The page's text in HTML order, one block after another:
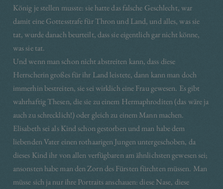
König je stellen musste: sie hatte das falsche Geschlecht, war
damit eine Gottesstrafe für Thron und Land, und alles, was sie
tat, wurde danach beurteilt, dass sie eigentlich gar nicht könne,
was sie tat.
Und wenn man schon nicht abstreiten kann, dass diese
Herrscherin großes für ihr Land leistete, dann kann man doch
immerhin bestreiten, sie sei wirklich eine Frau gewesen. Es gibt
wahrhaftig Thesen, die sie zu einem Hermaphroditen (das wäre ja
auch zu schrecklich!) oder gleich zu einem Mann machen.
Elisabeth sei als Kind schon gestorben und man habe dem
liebenden Vater einen rothaarigen Jungen untergeschoben, da
dieses Kind ihr von allen verfügbaren am ähnlichsten gewesen sei;
ansonsten habe man den Zorn des Fürsten fürchten müssen. Man
müsse sich ja nur ihre Portraits anschauen: diese Nase, diese